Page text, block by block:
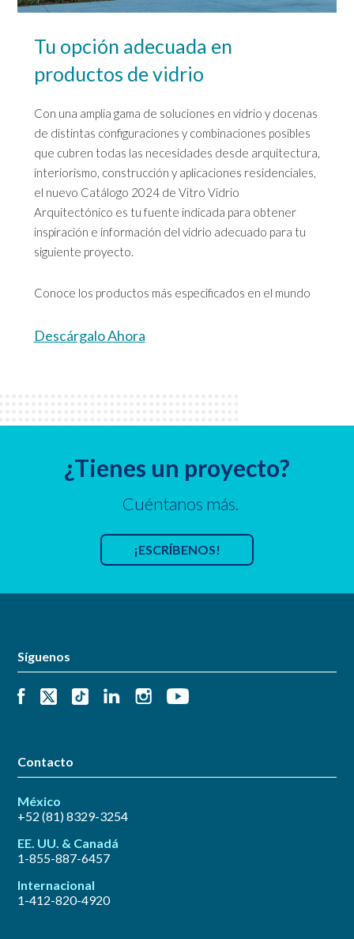
Tu opción adecuada en
productos de vidrio
Con una amplia gama de soluciones en vidrio y docenas
de distintas configuraciones y combinaciones posibles
que cubren todas las necesidades desde arquitectura,
interiorismo, construcción y aplicaciones residenciales,
el nuevo Catálogo 2024 de Vitro Vidrio
Arquitectónico es tu fuente indicada para obtener
inspiración e información del vidrio adecuado para tu
siguiente proyecto.
Conoce los productos más especificados en el mundo
Descárgalo Ahora
¿Tienes un proyecto?
Cuéntanos más.
¡ESCRÍBENOS!
Síguenos
Contacto
México
+52 (81) 8329-3254
EE. UU. & Canadá
1-855-887-6457
Internacional
1-412-820-4920